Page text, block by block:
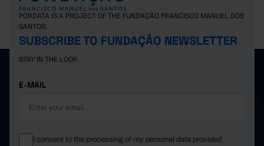
PORDATA IS A PROJECT OF THE FUNDAÇÃO FRANCISCO MANUEL DOS
SANTOS.
SUBSCRIBE TO FUNDAÇÃO NEWSLETTER
STAY IN THE LOOP.
E-MAIL
I consent to the processing of my personal data provided